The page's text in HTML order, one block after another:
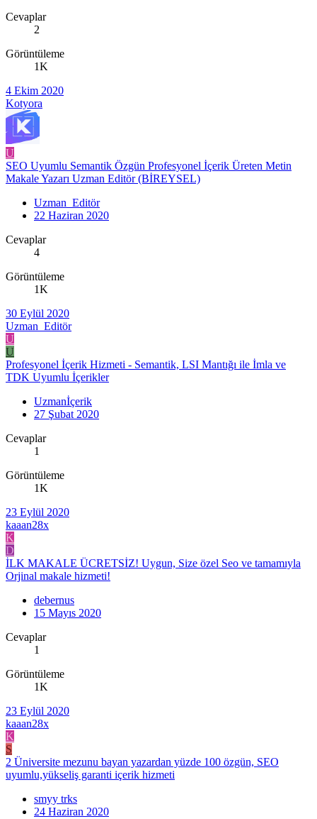
Cevaplar
2
Görüntüleme
1K
4 Ekim 2020
Kotyora
U
SEO Uyumlu Semantik Özgün Profesyonel İçerik Üreten Metin
Makale Yazarı Uzman Editör (BİREYSEL)
Uzman_Editör
22 Haziran 2020
Cevaplar
4
Görüntüleme
1K
30 Eylül 2020
Uzman_Editör
U
U
Profesyonel İçerik Hizmeti - Semantik, LSI Mantığı ile İmla ve
TDK Uyumlu İçerikler
Uzmanİçerik
27 Şubat 2020
Cevaplar
1
Görüntüleme
1K
23 Eylül 2020
kaaan28x
K
D
İLK MAKALE ÜCRETSİZ! Uygun, Size özel Seo ve tamamıyla
Orjinal makale hizmeti!
debernus
15 Mayıs 2020
Cevaplar
1
Görüntüleme
1K
23 Eylül 2020
kaaan28x
K
S
2 Üniversite mezunu bayan yazardan yüzde 100 özgün, SEO
uyumlu,yükseliş garanti içerik hizmeti
smyy trks
24 Haziran 2020